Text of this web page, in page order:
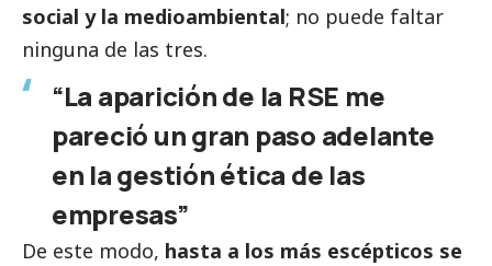
social y la medioambiental; no puede faltar
ninguna de las tres.
“La aparición de la RSE me
pareció un gran paso adelante
en la gestión ética de las
empresas”
De este modo, hasta a los más escépticos se